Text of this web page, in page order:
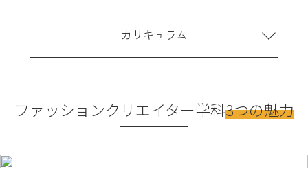
入試について
学生募集要項ダウンロード
学校提携教育ローン
カリキュラム
ファッションクリエイター学科3つの魅力